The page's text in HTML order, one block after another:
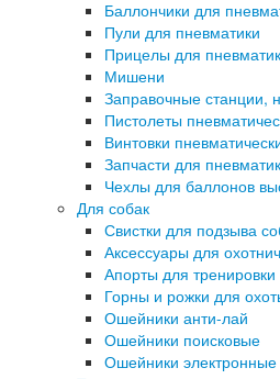
Баллончики для
Пули для пневматики
Прицелы для
Мишени
Заправочные станции,
Пистолеты
Винтовки
Запчасти для
Чехлы для баллонов
Для собак
Свистки для подзыва
Аксессуары для
Апорты для тренировки
Горны и рожки для
Ошейники анти-лай
Ошейники поисковые
Ошейники электронные